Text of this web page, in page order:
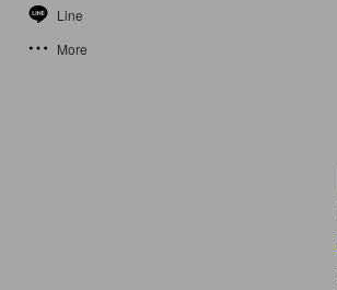
Line
More